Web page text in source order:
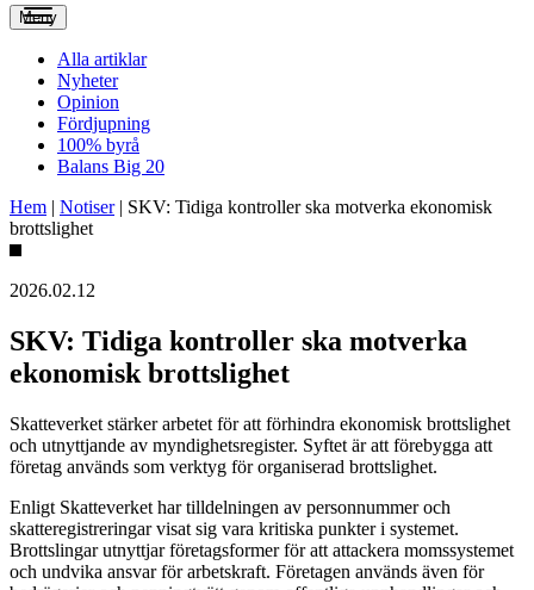
Meny
Alla artiklar
Nyheter
Opinion
Fördjupning
100% byrå
Balans Big 20
Hem | Notiser| SKV: Tidiga kontroller ska motverka ekonomisk
brottslighet
2026.02.12
SKV: Tidiga kontroller ska motverka
ekonomisk brottslighet
Skatteverket stärker arbetet för att förhindra ekonomisk brottslighet
och utnyttjande av myndighetsregister. Syftet är att förebygga att
företag används som verktyg för organiserad brottslighet.
Enligt Skatteverket har tilldelningen av personnummer och
skatteregistreringar visat sig vara kritiska punkter i systemet.
Brottslingar utnyttjar företagsformer för att attackera momssystemet
och undvika ansvar för arbetskraft. Företagen används även för